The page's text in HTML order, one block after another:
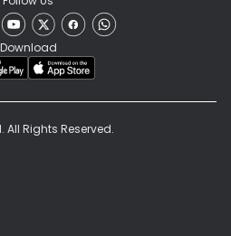
Download
All Rights Reserved.